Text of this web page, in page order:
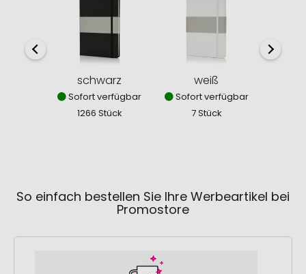
schwarz
Sofort verfügbar
1266 Stück
weiß
Sofort verfügbar
7 Stück
So einfach bestellen Sie Ihre Werbeartikel bei
Promostore